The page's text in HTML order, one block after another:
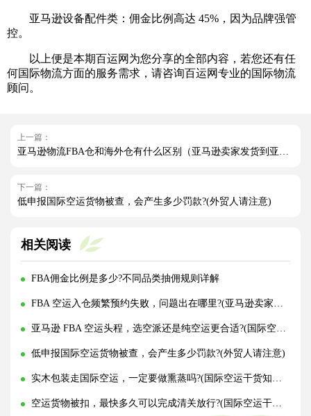
亚马逊设备配件类：佣金比例高达 45%，因为品牌强管
控。
以上便是本期百运网为您分享的全部内容，若您还有任
何国际物流方面的服务需求，请咨询百运网专业的国际物流
顾问。
上一篇：
亚马逊物流FBA仓和海外仓有什么区别（亚马逊卖家发货到亚马逊仓好还是海外仓好）
下一篇：
低申报国际空运货物被查，会产生多少罚款?(外贸人请注意)
相关阅读
FBA佣金比例是多少?不同品类抽佣规则详解
FBA 空运入仓频繁预约失败，问题出在哪里?(亚马逊卖家请注意)
亚马逊 FBA 空运头程，选空派还是纯空运更合适?(国际空运干货知识分享)
低申报国际空运货物被查，会产生多少罚款?(外贸人请注意)
实木包装走国际空运，一定要做熏蒸吗?(国际空运干货知识分享)
空运货物被扣，最快多久可以完成清关放行?(国际空运干货知识分享)